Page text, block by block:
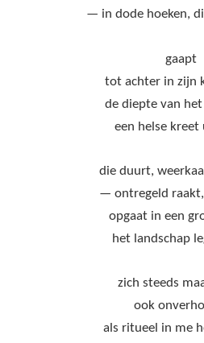
— in dode hoeken,
gaapt
tot achter in zijn
de diepte van
een helse
die duurt,
— ontregeld
opgaat in een
het landschap
zich steeds
ook
als ritueel in me